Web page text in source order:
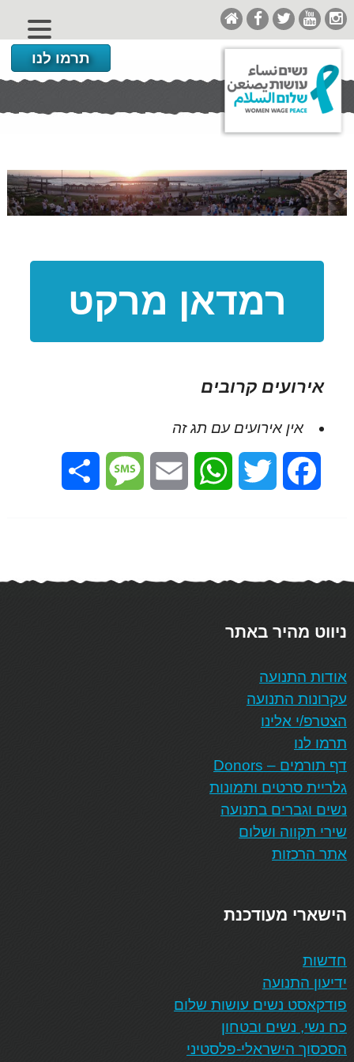
תרמו לנו
רמדאן מרקט
אירועים קרובים
אין אירועים עם תג זה
Facebook
Twitter
WhatsApp
Email
Message
ניווט מהיר באתר
אודות התנועה
עקרונות התנועה
הצטרפ/י אלינו
תרמו לנו
דף תורמים – Donors
גלריית סרטים ותמונות
נשים וגברים בתנועה
שירי תקווה ושלום
אתר הרכזות
הישארי מעודכנת
חדשות
ידיעון התנועה
פודקאסט נשים עושות שלום
כח נשי, נשים ובטחון
הסכסוך הישראלי-פלסטיני